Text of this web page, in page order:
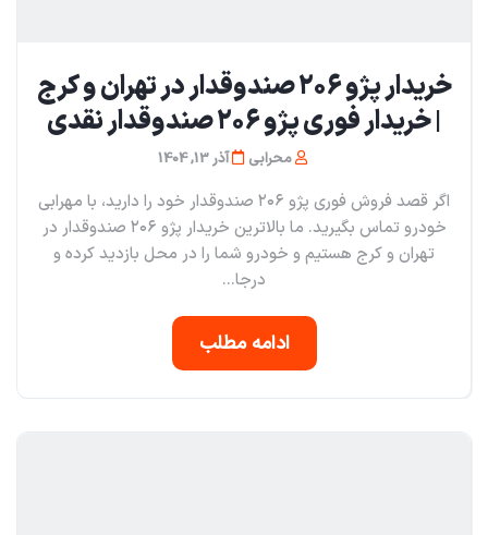
خریدار پژو ۲۰۶ صندوقدار در تهران و کرج
| خریدار فوری پژو ۲۰۶ صندوقدار نقدی
محرابی آذر 13, 1404
اگر قصد فروش فوری پژو ۲۰۶ صندوقدار خود را دارید، با مهرابی
خودرو تماس بگیرید. ما بالاترین خریدار پژو ۲۰۶ صندوقدار در
تهران و کرج هستیم و خودرو شما را در محل بازدید کرده و
درجا...
ادامه مطلب